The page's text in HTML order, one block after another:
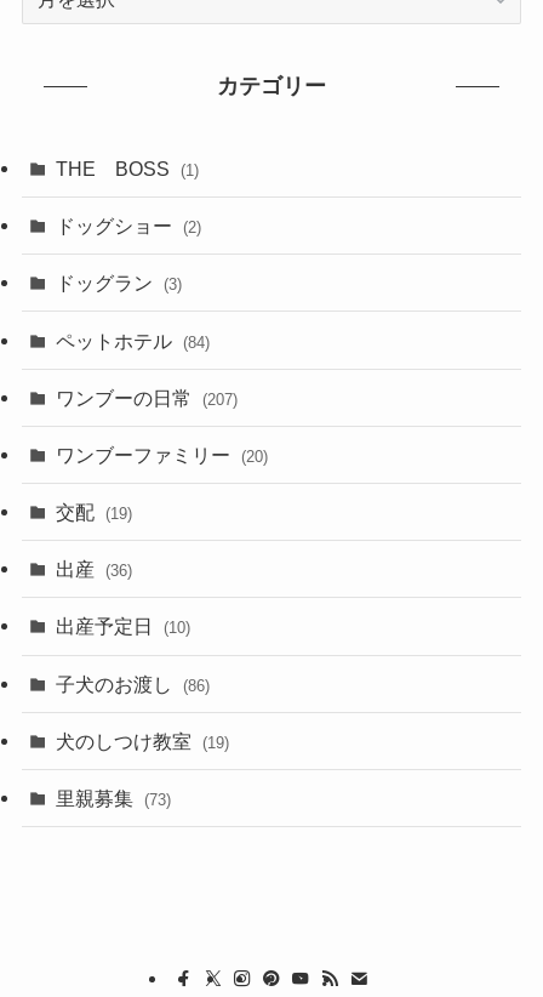
カテゴリー
THE BOSS (1)
ドッグショー (2)
ドッグラン (3)
ペットホテル (84)
ワンブーの日常 (207)
ワンブーファミリー (20)
交配 (19)
出産 (36)
出産予定日 (10)
子犬のお渡し (86)
犬のしつけ教室 (19)
里親募集 (73)